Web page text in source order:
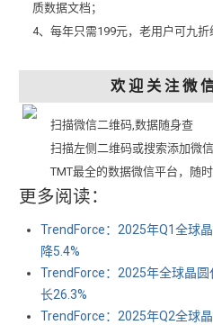
质数据文档；
4、每年只需199元，老用户可九折
欢 迎 关 注 微
扫描微信二维码,数据随身查
扫描左侧二维码或搜索添加微信
TMT最全的数据微信平台，随
更多阅读：
TrendForce：2025年Q1全球
降5.4%
TrendForce：2025年全球晶
长26.3%
TrendForce：2025年Q2全球